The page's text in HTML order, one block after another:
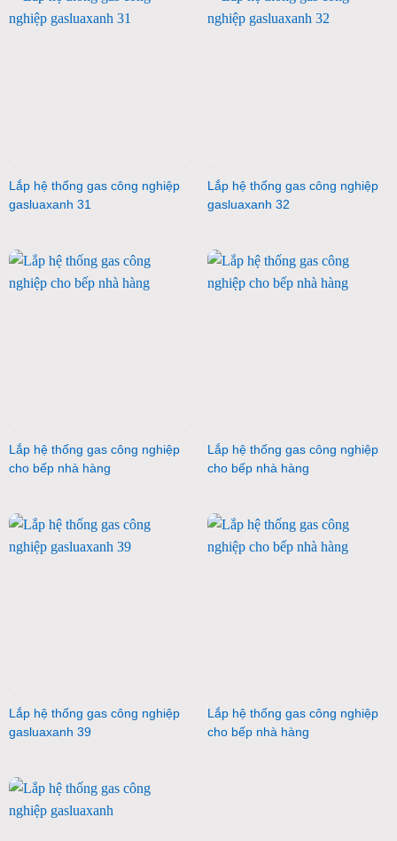
Lắp hệ thống gas công nghiệp
gasluaxanh 31
Lắp hệ thống gas công nghiệp
gasluaxanh 32
Lắp hệ thống gas công nghiệp
cho bếp nhà hàng
Lắp hệ thống gas công nghiệp
cho bếp nhà hàng
Lắp hệ thống gas công nghiệp
gasluaxanh 39
Lắp hệ thống gas công nghiệp
cho bếp nhà hàng